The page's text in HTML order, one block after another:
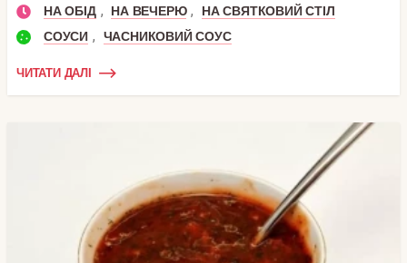
НА ОБІД , НА ВЕЧЕРЮ ,
НА СВЯТКОВИЙ СТІЛ
СОУСИ , ЧАСНИКОВИЙ СОУС
ЧИТАТИ ДАЛІ